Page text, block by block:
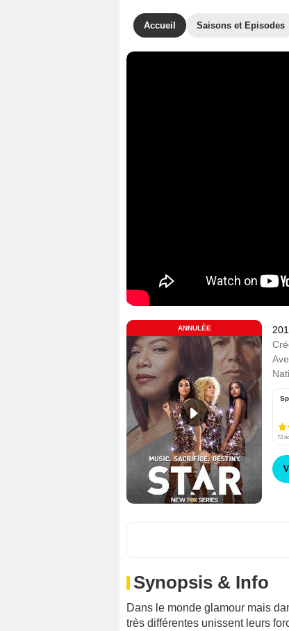
Accueil Saisons et Episodes
ANNULÉE
72
Synopsis & Info
Dans le monde glamour mais
très différentes unissent leurs